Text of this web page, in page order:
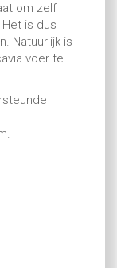
om zelf
is dus
Natuurlijk is
voer te